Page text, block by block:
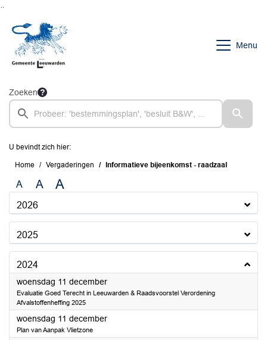
Menu
Zoeken
U bevindt zich hier:
Home Vergaderingen Informatieve bijeenkomst - raadzaal
A A A
2026
2025
2024
woensdag 11 december2024
Evaluatie Goed Terecht in Leeuwarden & Raadsvoorstel Verordening
Afvalstoffenheffing 2025
woensdag 11 december2024
Plan van Aanpak Vlietzone